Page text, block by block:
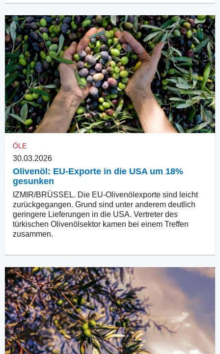
ÖLE
30.03.2026
Olivenöl: EU-Exporte in die USA um 18%
gesunken
IZMIR/BRÜSSEL. Die EU-Olivenölexporte sind leicht
zurückgegangen. Grund sind unter anderem deutlich
geringere Lieferungen in die USA. Vertreter des
türkischen Olivenölsektor kamen bei einem Treffen
zusammen.